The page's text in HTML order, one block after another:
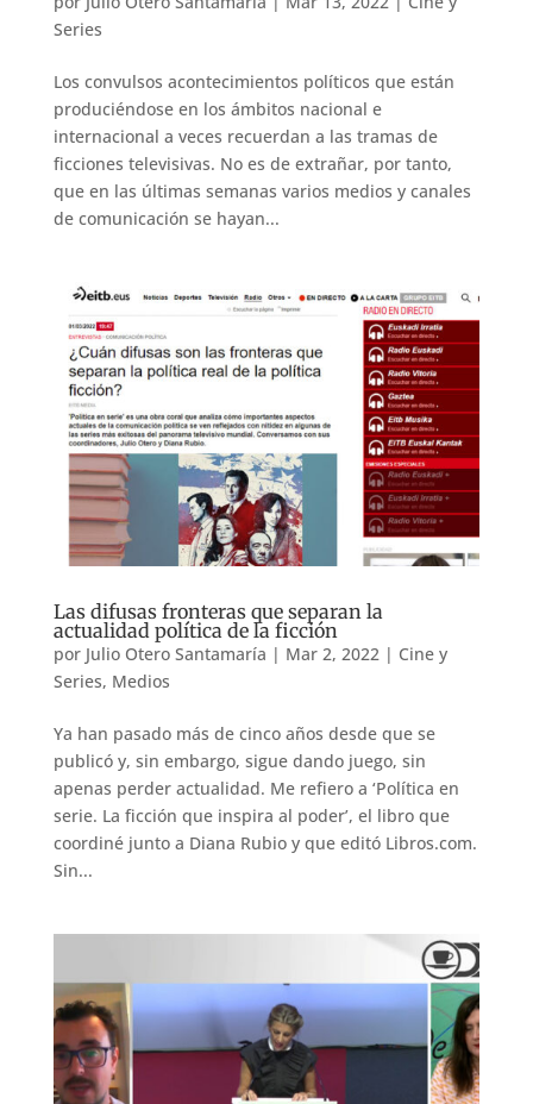
Series
Los convulsos acontecimientos políticos que están
produciéndose en los ámbitos nacional e
internacional a veces recuerdan a las tramas de
ficciones televisivas. No es de extrañar, por tanto,
que en las últimas semanas varios medios y canales
de comunicación se hayan...
Las difusas fronteras que separan la
actualidad política de la ficción
por Julio Otero Santamaría | Mar 2, 2022 | Cine y
Series, Medios
Ya han pasado más de cinco años desde que se
publicó y, sin embargo, sigue dando juego, sin
apenas perder actualidad. Me refiero a ‘Política en
serie. La ficción que inspira al poder’, el libro que
coordiné junto a Diana Rubio y que editó Libros.com.
Sin...